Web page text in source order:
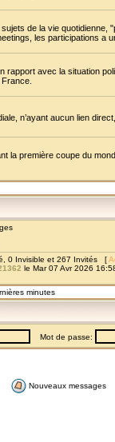
de la vie
les participations a
avec la situation
n’ayant aucun lien
la première coupe du
0 Invisible et 267 Invités [
le Mar 07 Avr 2026
minutes
Mot de passe:
Nouveaux messages